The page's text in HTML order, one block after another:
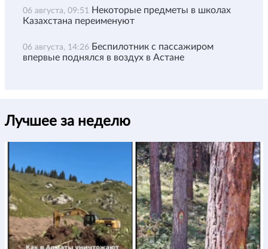
06 августа, 09:51 Некоторые предметы в школах
Казахстана переименуют
06 августа, 14:26 Беспилотник с пассажиром
впервые поднялся в воздух в Астане
Лучшее за неделю